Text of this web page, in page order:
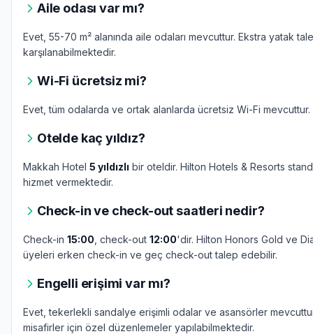
Aile odası var mı?
Evet, 55-70 m² alanında aile odaları mevcuttur. Ekstra yatak
karşılanabilmektedir.
Wi-Fi ücretsiz mi?
Evet, tüm odalarda ve ortak alanlarda ücretsiz Wi-Fi mevcuttur.
Otelde kaç yıldız?
Makkah Hotel 5 yıldızlı bir oteldir. Hilton Hotels & Resorts
hizmet vermektedir.
Check-in ve check-out saatleri nedir?
Check-in 15:00 , check-out 12:00'dir. Hilton Honors Gold ve
üyeleri erken check-in ve geç check-out talep edebilir.
Engelli erişimi var mı?
Evet, tekerlekli sandalye erişimli odalar ve asansörler
misafirler için özel düzenlemeler yapılabilmektedir.